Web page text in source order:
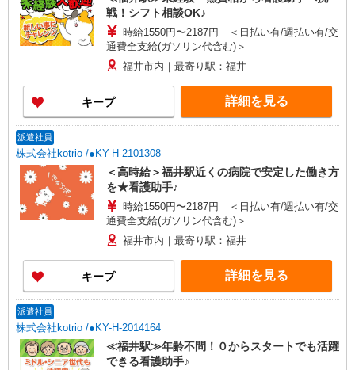
戦！シフト相談OK♪
時給1550円〜2187円 ＜日払い有/週払い有/交
通費全支給(ガソリン代含む)＞
福井市内｜最寄り駅：福井
キープ 詳細を見る
派遣社員
株式会社kotrio /●KY-H-2101308
＜高時給＞福井駅近くの病院で安定した働き方
を★看護助手♪
時給1550円〜2187円 ＜日払い有/週払い有/交
通費全支給(ガソリン代含む)＞
福井市内｜最寄り駅：福井
キープ 詳細を見る
派遣社員
株式会社kotrio /●KY-H-2014164
≪福井駅≫年齢不問！０からスタートでも活躍
できる看護助手♪